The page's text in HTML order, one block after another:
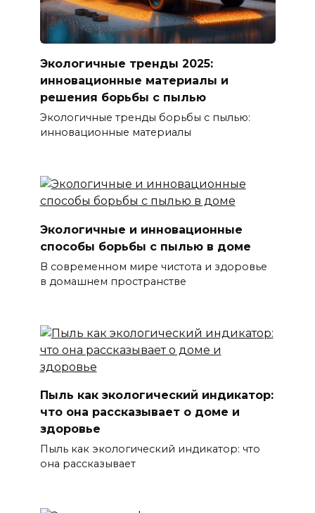
Экологичные тренды 2025:
инновационные материалы и
решения борьбы с пылью
Экологичные тренды борьбы с пылью:
инновационные материалы
Экологичные и инновационные
способы борьбы с пылью в доме
В современном мире чистота и здоровье
в домашнем пространстве
Пыль как экологический индикатор:
что она рассказывает о доме и
здоровье
Пыль как экологический индикатор: что
она рассказывает